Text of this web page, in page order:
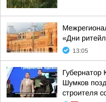
«Дни
13:05
Губернатор
Шумков
строителя